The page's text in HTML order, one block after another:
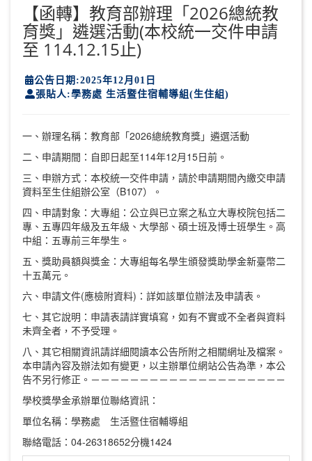
【函轉】教育部辦理「2026總統教
育獎」遴選活動(本校統一交件申請
至 114.12.15止)
公告日期:2025年12月01日
張貼人:學務處 生活暨住宿輔導組(生住組)
一、辦理名稱：教育部「2026總統教育獎」遴選活動
二、申請期間：自即日起至114年12月15日前。
三、申辦方式：本校統一交件申請，請於申請期間內繳交申請
資料至生住組辦公室（B107）。
四、申請對象：大專組：公立與已立案之私立大專校院包括二
專、五專四年級及五年級、大學部、碩士班及博士班學生。高
中組：五專前三年學生。
五、獎助員額與獎金：大專組每名學生頒發獎助學金新臺幣二
十五萬元。
六、申請文件(應檢附資料)：詳如該單位辦法及申請表。
七、其它說明：申請表請詳實填寫，如有不實或不全者與資料
未齊全者，不予受理。
八、其它相關資訊請詳細閱讀本公告所附之相關網址及檔案。
本申請內容及辦法如有變更，以主辦單位網站公告為準，本公
告不另行修正。－－－－－－－－－－－－－－－－－－－－
學校獎學金承辦單位聯絡資訊：
單位名稱：學務處 生活暨住宿輔導組
聯絡電話：04-26318652分機1424